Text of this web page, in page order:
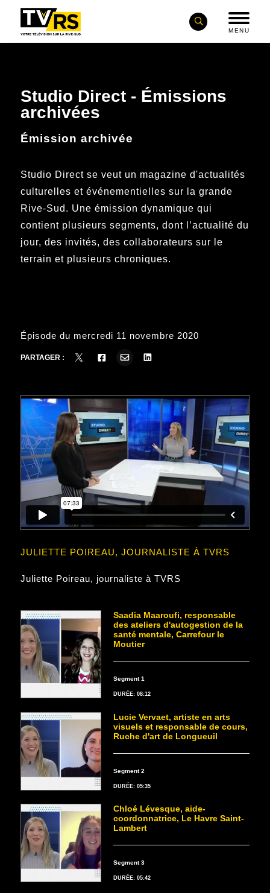
MENU
Studio Direct - Émissions
archivées
Émission archivée
Studio Direct se veut un magazine d'actualités
culturelles et événementielles sur la grande
Rive-Sud. Une émission dynamique qui
contient plusieurs segments, dont l’actualité du
jour, des invités, des collaborateurs sur le
terrain et plusieurs chroniques.
Épisode du mercredi 11 novembre 2020
PARTAGER :
JULIETTE POIREAU, JOURNALISTE À TVRS
Juliette Poireau, journaliste à TVRS
Saadia Maaroufi, responsable
des ateliers d'autogestion de la
santé mentale, Carrefour le
Moutier
Segment 1
DURÉE: 08:12
Lucie Vervaet, artiste en arts
visuels et responsable de cours,
Ruche d'art de Longueuil
Segment 2
DURÉE: 05:35
Chloé Lévesque, aide-
coordonnatrice, Le Havre Saint-
Lambert
Segment 3
DURÉE: 05:42